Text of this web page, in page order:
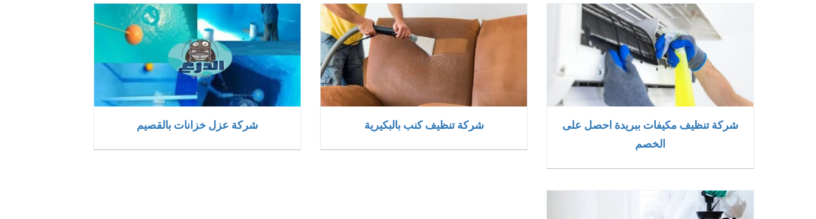
شركة تنظيف مكيفات ببريدة احصل على
الخصم
شركة تنظيف كنب بالبكيرية شركة عزل خزانات بالقصيم